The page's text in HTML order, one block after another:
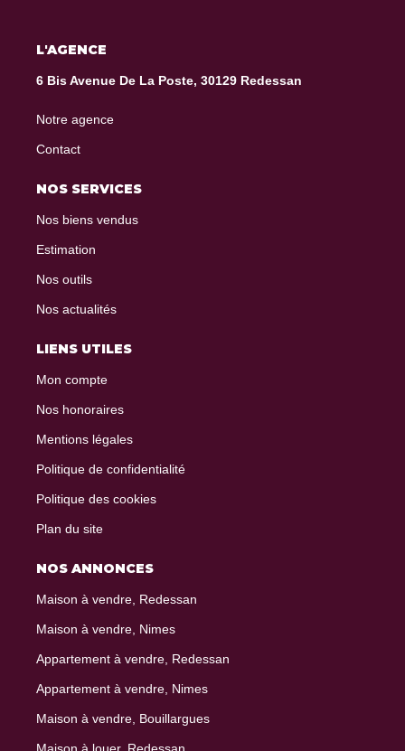
L'AGENCE
6 Bis Avenue De La Poste, 30129 Redessan
Notre agence
Contact
NOS SERVICES
Nos biens vendus
Estimation
Nos outils
Nos actualités
LIENS UTILES
Mon compte
Nos honoraires
Mentions légales
Politique de confidentialité
Politique des cookies
Plan du site
NOS ANNONCES
Maison à vendre, Redessan
Maison à vendre, Nimes
Appartement à vendre, Redessan
Appartement à vendre, Nimes
Maison à vendre, Bouillargues